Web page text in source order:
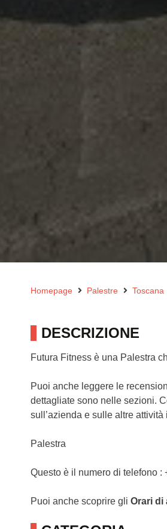
Homepage Palestre Toscana
DESCRIZIONE
Futura Fitness è una Palestra
Puoi anche leggere le
dettagliate sono nelle sezioni.
sull’azienda e sulle altre attività
Palestra
Questo è il numero di telefono :
Puoi anche scoprire gli Orari di